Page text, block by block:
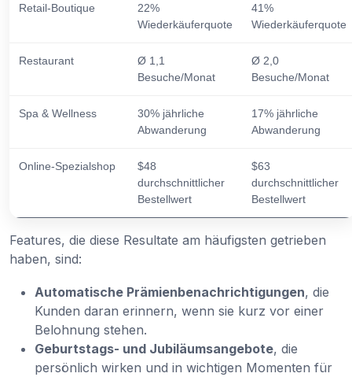
Retail-Boutique
22%
Wiederkäuferquote
41%
Wiederkäuferquote
Restaurant
Ø 1,1
Besuche/Monat
Ø 2,0
Besuche/Monat
Spa & Wellness
30% jährliche
Abwanderung
17% jährliche
Abwanderung
Online-Spezialshop
$48
durchschnittlicher
Bestellwert
$63
durchschnittlicher
Bestellwert
Features, die diese Resultate am häufigsten getrieben
haben, sind:
Automatische Prämienbenachrichtigungen, die
Kunden daran erinnern, wenn sie kurz vor einer
Belohnung stehen.
Geburtstags- und Jubiläumsangebote, die
persönlich wirken und in wichtigen Momenten für